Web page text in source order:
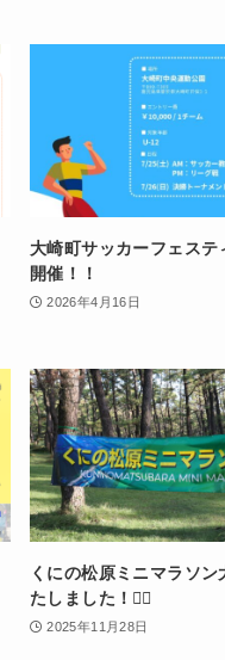
大崎町サッカーフェステ
開催！！
2026年4月16日
くにの松原ミニマラソン
たしました！🏃‍♀️
2025年11月28日